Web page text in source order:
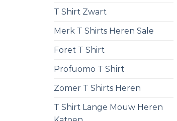
T Shirt Zwart
Merk T Shirts Heren Sale
Foret T Shirt
Profuomo T Shirt
Zomer T Shirts Heren
T Shirt Lange Mouw Heren